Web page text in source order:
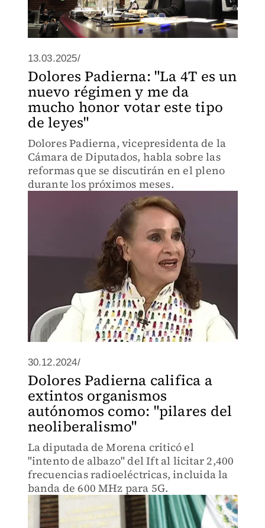
13.03.2025/
Dolores Padierna: "La 4T es un
nuevo régimen y me da
mucho honor votar este tipo
de leyes"
Dolores Padierna, vicepresidenta de la
Cámara de Diputados, habla sobre las
reformas que se discutirán en el pleno
durante los próximos meses.
30.12.2024/
Dolores Padierna califica a
extintos organismos
autónomos como: "pilares del
neoliberalismo"
La diputada de Morena criticó el
"intento de albazo" del Ift al licitar 2,400
frecuencias radioeléctricas, incluida la
banda de 600 MHz para 5G.